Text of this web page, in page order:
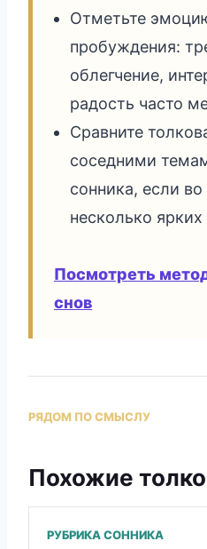
Отметьте
пробуждения:
облегчение,
радость часто
Сравните
соседними
сонника, если
несколько
Посмотреть
снов
РЯДОМ ПО СМЫСЛУ
Похожие
РУБРИКА СОННИКА